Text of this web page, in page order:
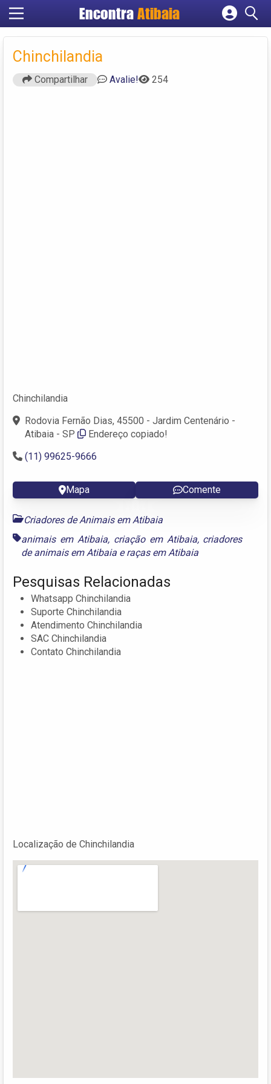
Encontra Atibaia
Cadastrar empresa
Chinchilandia
Compartilhar Avalie! 254
Chinchilandia
Rodovia Fernão Dias, 45500 - Jardim Centenário -
Atibaia - SP
Endereço copiado!
(11) 99625-9666
Mapa Comente
Criadores de Animais em Atibaia
animais em Atibaia, criação em Atibaia, criadores
de animais em Atibaia eraças em Atibaia
Pesquisas Relacionadas
Whatsapp Chinchilandia
Suporte Chinchilandia
Atendimento Chinchilandia
SAC Chinchilandia
Contato Chinchilandia
Localização de Chinchilandia